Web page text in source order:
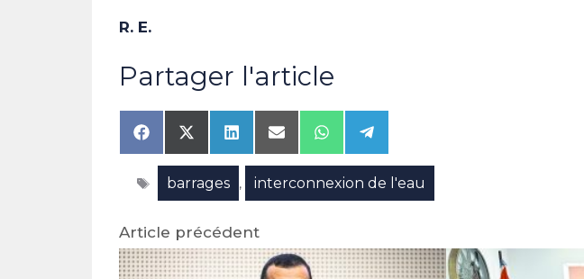
R. E.
Partager l'article
Share
on
Facebook
Share
on
X
(Twitter)
Share
on
LinkedIn
Share
on
Email
Share
on
WhatsApp
Share
on
Telegram
Étiquettes
barrages , interconnexion de l'eau
Article précédent